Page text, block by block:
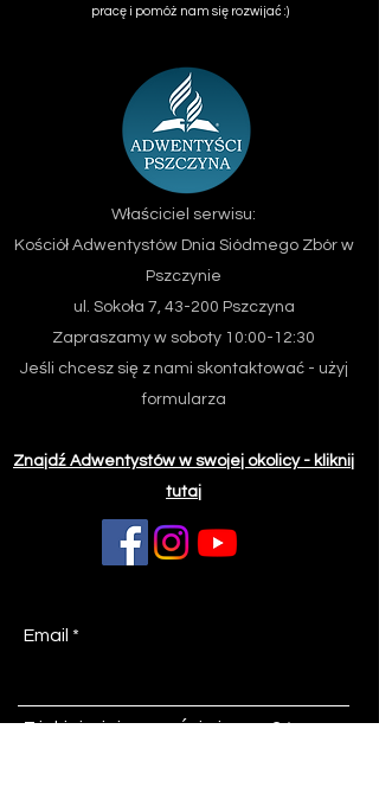
pracę i pomóż nam się rozwijać :)
Właściciel serwisu:
Kościół Adwentystów Dnia Siódmego Zbór w
Pszczynie
ul. Sokoła 7, 43-200 Pszczyna
Zapraszamy w soboty 10:00-12:30
Jeśli chcesz się z nami skontaktować - użyj
formularza
Znajdź Adwentystów w swojej okolicy - kliknij
tutaj
Email
Z jakiej miejscowości piszesz?